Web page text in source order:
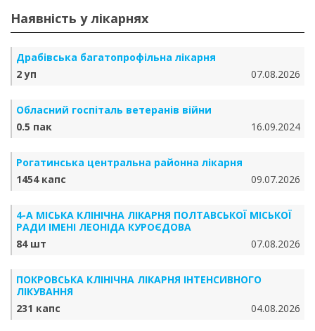
Наявність у лікарнях
Драбівська багатопрофільна лікарня
2 уп
07.08.2026
Обласний госпіталь ветеранів війни
0.5 пак
16.09.2024
Рогатинська центральна районна лікарня
1454 капс
09.07.2026
4-А МІСЬКА КЛІНІЧНА ЛІКАРНЯ ПОЛТАВСЬКОЇ МІСЬКОЇ
РАДИ ІМЕНІ ЛЕОНІДА КУРОЄДОВА
84 шт
07.08.2026
ПОКРОВСЬКА КЛІНІЧНА ЛІКАРНЯ ІНТЕНСИВНОГО
ЛІКУВАННЯ
231 капс
04.08.2026